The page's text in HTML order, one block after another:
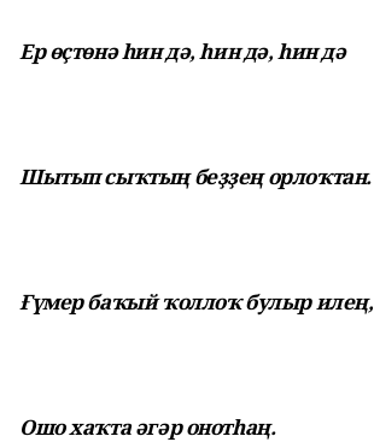
Ер өҫтөнә һин дә, һин дә, һин дә
Шытып сыҡтың беҙҙең орлоҡтан.
Ғүмер баҡый ҡоллоҡ булыр илең,
Ошо хаҡта әгәр онотһаң.